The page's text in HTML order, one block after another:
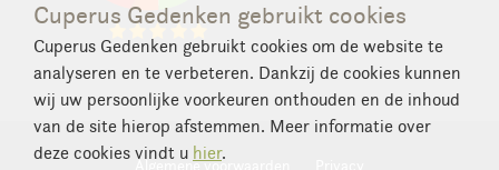
Algemene voorwaarden
Cuperus Gedenken gebruikt cookies
Cuperus Gedenken gebruikt cookies om de website te
analyseren en te verbeteren. Dankzij de cookies kunnen
wij uw persoonlijke voorkeuren onthouden en de inhoud
van de site hierop afstemmen. Meer informatie over
deze cookies vindt u hier.